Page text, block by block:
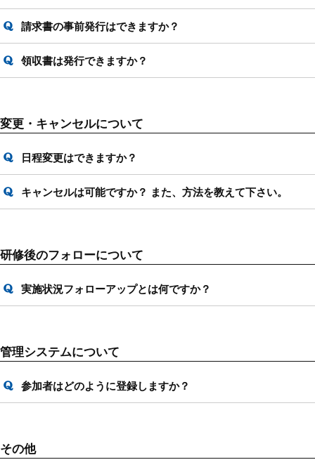
請求書の事前発行はできますか？
領収書は発行できますか？
変更・キャンセルについて
日程変更はできますか？
キャンセルは可能ですか？ また、方法を教えて下さい。
研修後のフォローについて
実施状況フォローアップとは何ですか？
管理システムについて
参加者はどのように登録しますか？
その他